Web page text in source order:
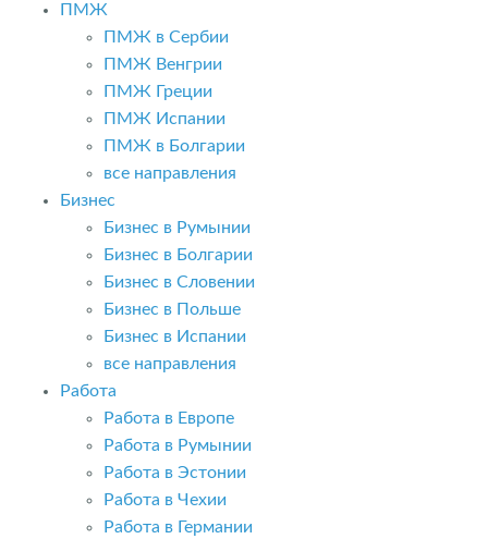
ПМЖ
ПМЖ в Сербии
ПМЖ Венгрии
ПМЖ Греции
ПМЖ Испании
ПМЖ в Болгарии
все направления
Бизнес
Бизнес в Румынии
Бизнес в Болгарии
Бизнес в Словении
Бизнес в Польше
Бизнес в Испании
все направления
Работа
Работа в Европе
Работа в Румынии
Работа в Эстонии
Работа в Чехии
Работа в Германии